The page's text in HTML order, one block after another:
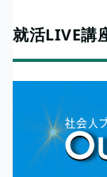
就活LIVE講